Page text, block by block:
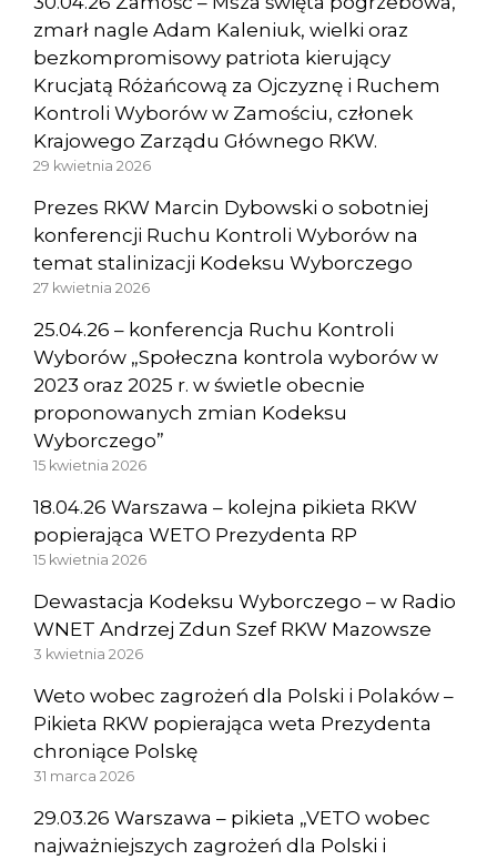
zmarł nagle Adam Kaleniuk, wielki oraz
bezkompromisowy patriota kierujący
Krucjatą Różańcową za Ojczyznę i Ruchem
Kontroli Wyborów w Zamościu, członek
Krajowego Zarządu Głównego RKW.
29 kwietnia 2026
Prezes RKW Marcin Dybowski o sobotniej
konferencji Ruchu Kontroli Wyborów na
temat stalinizacji Kodeksu Wyborczego
27 kwietnia 2026
25.04.26 – konferencja Ruchu Kontroli
Wyborów „Społeczna kontrola wyborów w
2023 oraz 2025 r. w świetle obecnie
proponowanych zmian Kodeksu
Wyborczego”
15 kwietnia 2026
18.04.26 Warszawa – kolejna pikieta RKW
popierająca WETO Prezydenta RP
15 kwietnia 2026
Dewastacja Kodeksu Wyborczego – w Radio
WNET Andrzej Zdun Szef RKW Mazowsze
3 kwietnia 2026
Weto wobec zagrożeń dla Polski i Polaków –
Pikieta RKW popierająca weta Prezydenta
chroniące Polskę
31 marca 2026
29.03.26 Warszawa – pikieta „VETO wobec
najważniejszych zagrożeń dla Polski i